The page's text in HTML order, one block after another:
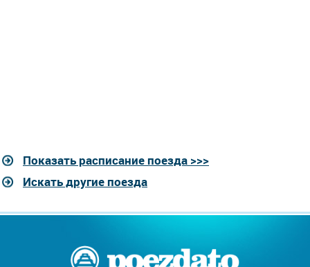
Показать расписание поезда >>>
Искать другие поезда